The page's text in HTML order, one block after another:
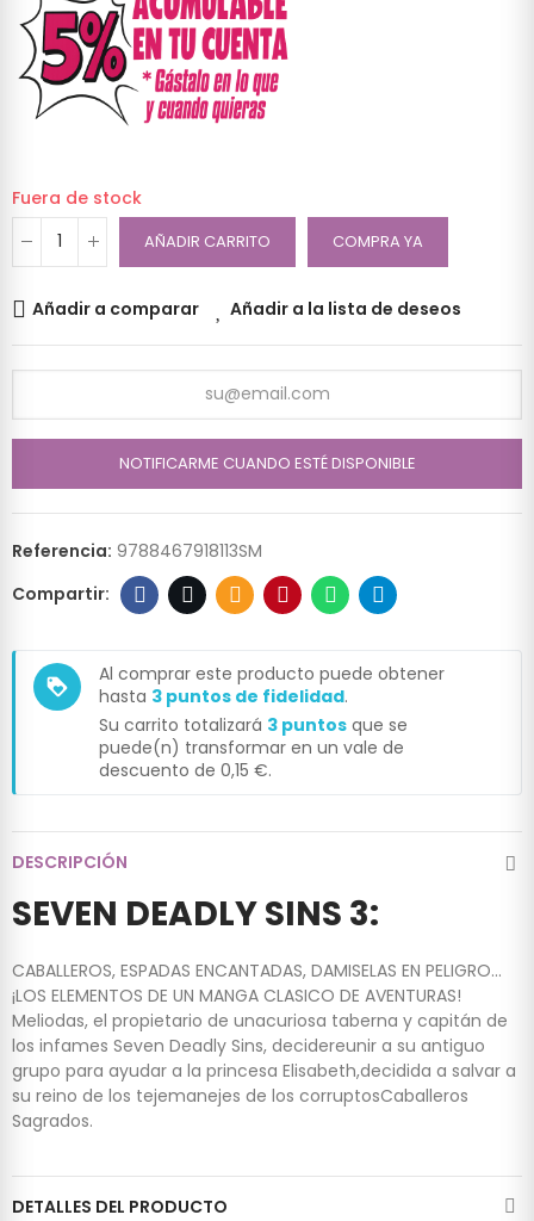
Fuera de stock
AÑADIR CARRITO COMPRA YA
Añadir a comparar Añadir a la lista de deseos
NOTIFICARME CUANDO ESTÉ DISPONIBLE
Referencia: 9788467918113SM
loyalty
Al comprar este producto puede obtener
hasta 3 puntos de fidelidad.
Su carrito totalizará 3 puntos que se
puede(n) transformar en un vale de
descuento de 0,15 €.
DESCRIPCIÓN
SEVEN DEADLY SINS 3:
CABALLEROS, ESPADAS ENCANTADAS, DAMISELAS EN PELIGRO...
¡LOS ELEMENTOS DE UN MANGA CLASICO DE AVENTURAS!
Meliodas, el propietario de unacuriosa taberna y capitán de
los infames Seven Deadly Sins, decidereunir a su antiguo
grupo para ayudar a la princesa Elisabeth,decidida a salvar a
su reino de los tejemanejes de los corruptosCaballeros
Sagrados.
DETALLES DEL PRODUCTO